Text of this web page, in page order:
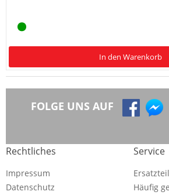
In den Warenkorb
FOLGE UNS AUF
Rechtliches
Impressum
Datenschutz
Service
Häufig